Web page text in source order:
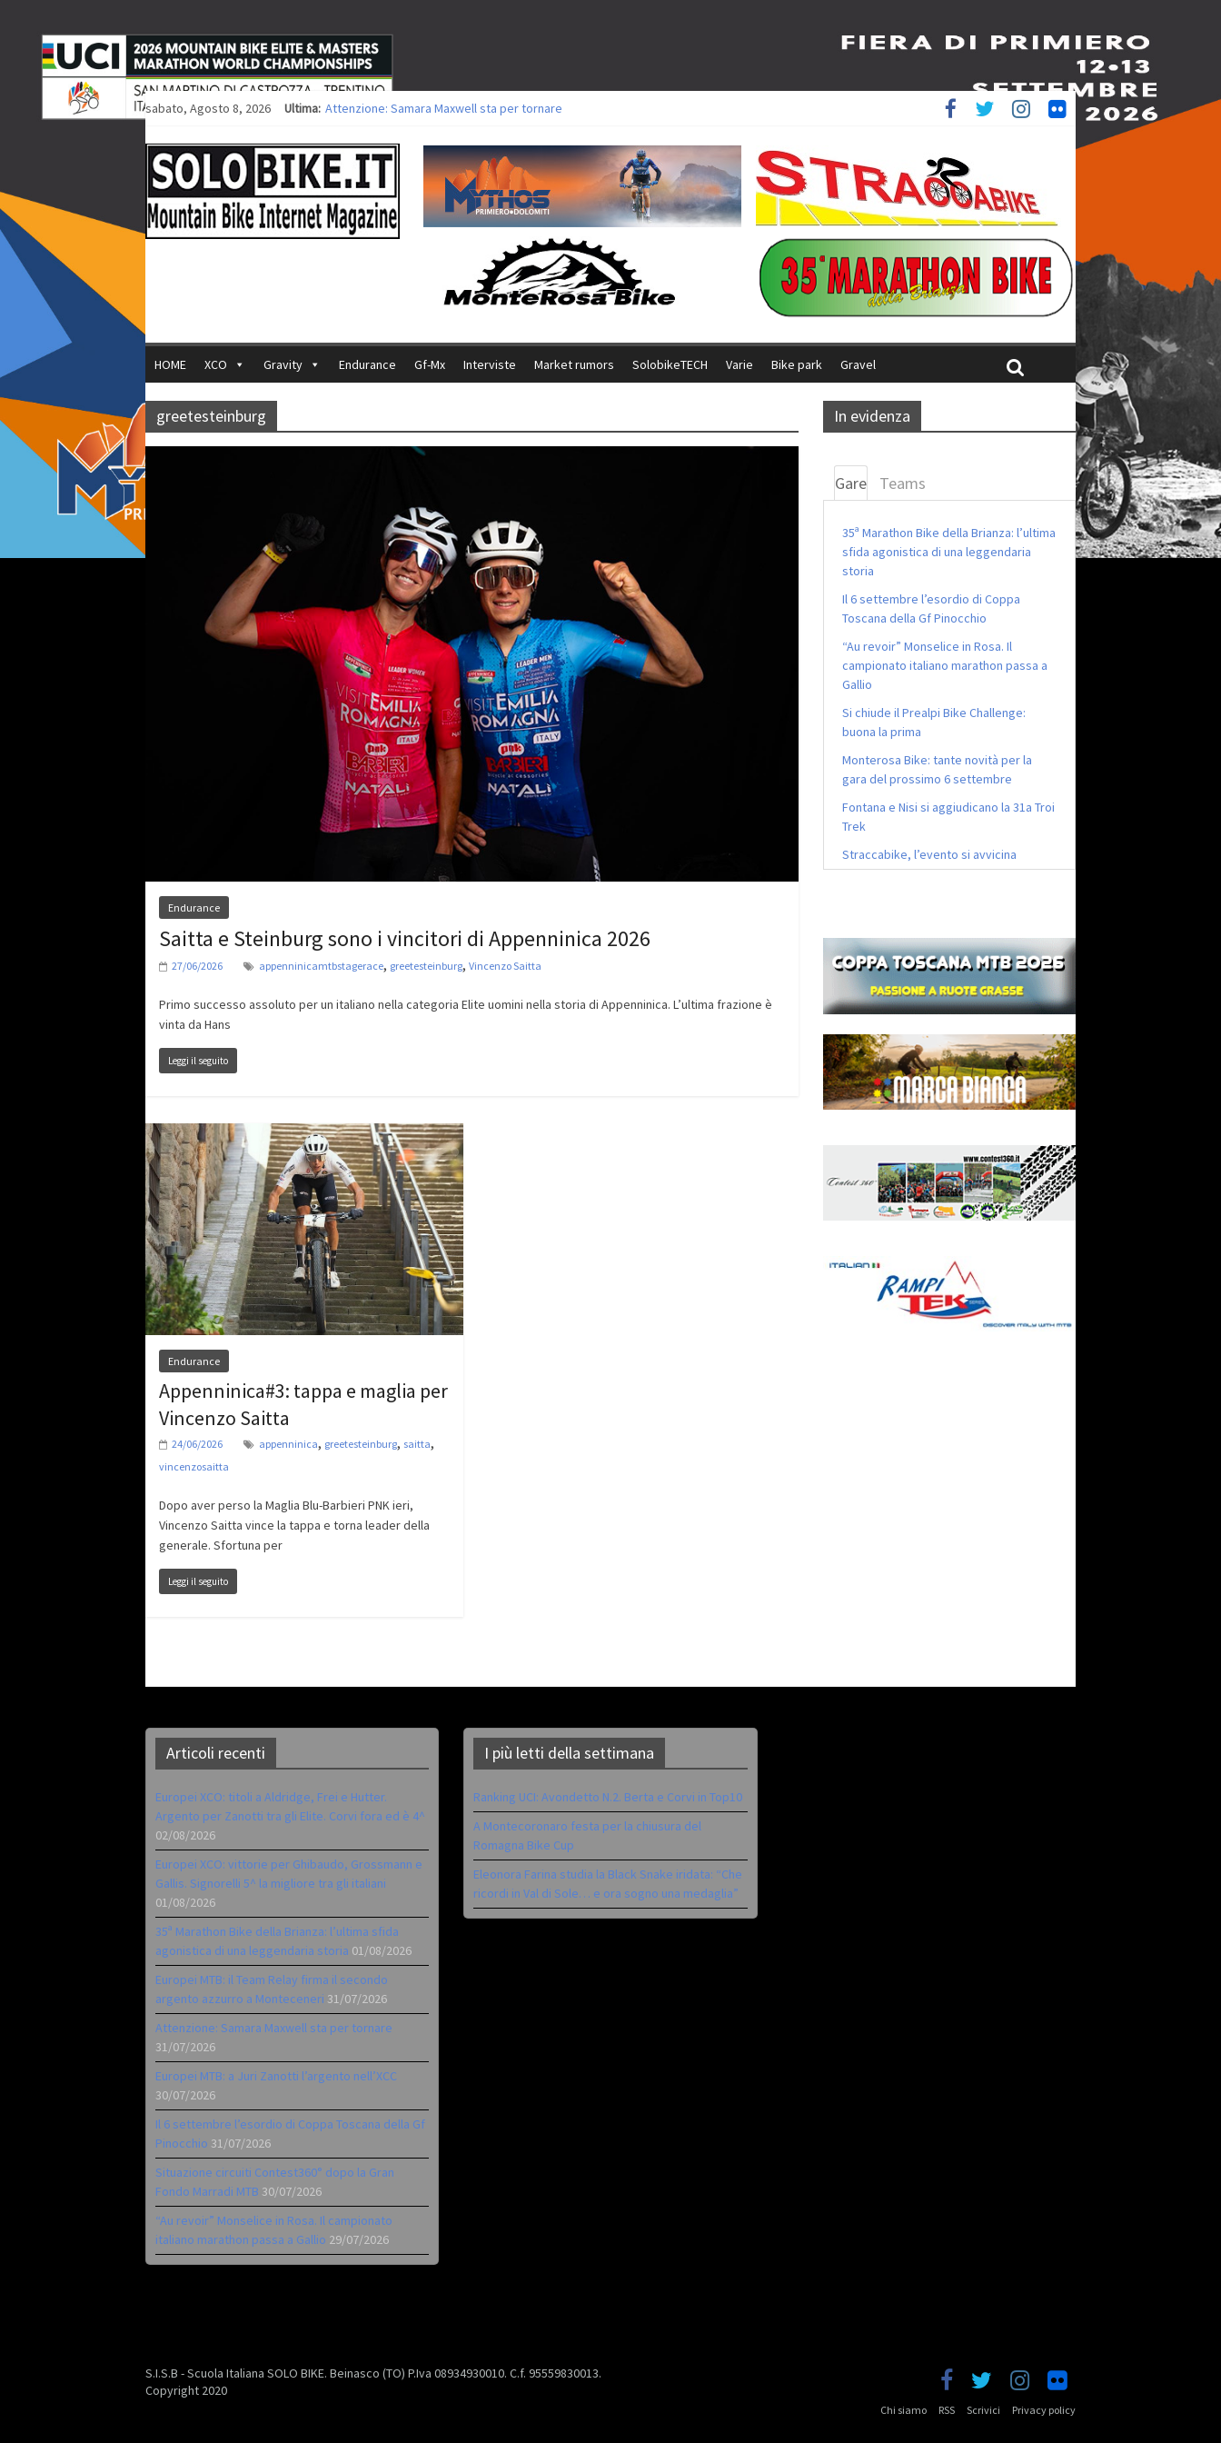
sabato, Agosto 8, 2026 Ultima: Attenzione: Samara Maxwell sta per tornare
Europei XCO: vittorie per Ghibaudo, Grossmann e Gallis. Signorelli 5^ la migliore tra gli italiani
35ª Marathon Bike della Brianza: l’ultima sfida agonistica di una leggendaria storia
Europei MTB: il Team Relay firma il secondo argento azzurro a Monteceneri
HOME XCO Gravity Endurance Gf-Mx Interviste Market rumors SolobikeTECH Varie Bike park Gravel
greetesteinburg
Endurance
Saitta e Steinburg sono i vincitori di Appenninica 2026
27/06/2026 appenninicamtbstagerace, greetesteinburg, Vincenzo Saitta
Primo successo assoluto per un italiano nella categoria Elite uomini nella storia di Appenninica. L’ultima frazione è
vinta da Hans
Leggi il seguito
Endurance
Appenninica#3: tappa e maglia per
Vincenzo Saitta
24/06/2026 appenninica, greetesteinburg, saitta,
vincenzosaitta
Dopo aver perso la Maglia Blu-Barbieri PNK ieri,
Vincenzo Saitta vince la tappa e torna leader della
generale. Sfortuna per
Leggi il seguito
In evidenza
Gare Teams
35ª Marathon Bike della Brianza: l’ultima
sfida agonistica di una leggendaria
storia
Il 6 settembre l’esordio di Coppa
Toscana della Gf Pinocchio
“Au revoir” Monselice in Rosa. Il
campionato italiano marathon passa a
Gallio
Si chiude il Prealpi Bike Challenge:
buona la prima
Monterosa Bike: tante novità per la
gara del prossimo 6 settembre
Fontana e Nisi si aggiudicano la 31a Troi
Trek
Straccabike, l’evento si avvicina
Articoli recenti
Europei XCO: titoli a Aldridge, Frei e Hutter.
Argento per Zanotti tra gli Elite. Corvi fora ed è 4^
02/08/2026
Europei XCO: vittorie per Ghibaudo, Grossmann e
Gallis. Signorelli 5^ la migliore tra gli italiani
01/08/2026
35ª Marathon Bike della Brianza: l’ultima sfida
agonistica di una leggendaria storia 01/08/2026
Europei MTB: il Team Relay firma il secondo
argento azzurro a Monteceneri 31/07/2026
Attenzione: Samara Maxwell sta per tornare
31/07/2026
Europei MTB: a Juri Zanotti l’argento nell’XCC
30/07/2026
Il 6 settembre l’esordio di Coppa Toscana della Gf
Pinocchio 31/07/2026
Situazione circuiti Contest360° dopo la Gran
Fondo Marradi MTB 30/07/2026
“Au revoir” Monselice in Rosa. Il campionato
italiano marathon passa a Gallio 29/07/2026
I più letti della settimana
Ranking UCI: Avondetto N.2. Berta e Corvi in Top10
A Montecoronaro festa per la chiusura del
Romagna Bike Cup
Eleonora Farina studia la Black Snake iridata: “Che
ricordi in Val di Sole… e ora sogno una medaglia”
Chi siamo RSS Scrivici Privacy policy
S.I.S.B - Scuola Italiana SOLO BIKE. Beinasco (TO) P.Iva 08934930010. C.f. 95559830013.
Copyright 2020